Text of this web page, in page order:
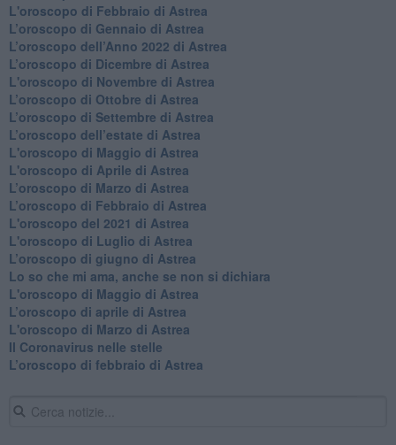
L'oroscopo di Febbraio di Astrea
​L’oroscopo di Gennaio di Astrea
​L’oroscopo dell’Anno 2022 di Astrea
​L’oroscopo di Dicembre di Astrea
L'oroscopo di Novembre di Astrea
​L’oroscopo di Ottobre di Astrea
​L’oroscopo di Settembre di Astrea
L’oroscopo dell’estate di Astrea
L'oroscopo di Maggio di Astrea
L'oroscopo di Aprile di Astrea
​L’oroscopo di Marzo di Astrea
​L’oroscopo di Febbraio di Astrea
L'oroscopo del 2021 di Astrea
L'oroscopo di Luglio di Astrea
​L’oroscopo di giugno di Astrea
​Lo so che mi ama, anche se non si dichiara
L'oroscopo di Maggio di Astrea
​L’oroscopo di aprile di Astrea
L'oroscopo di Marzo di Astrea
Il Coronavirus nelle stelle
​L’oroscopo di febbraio di Astrea